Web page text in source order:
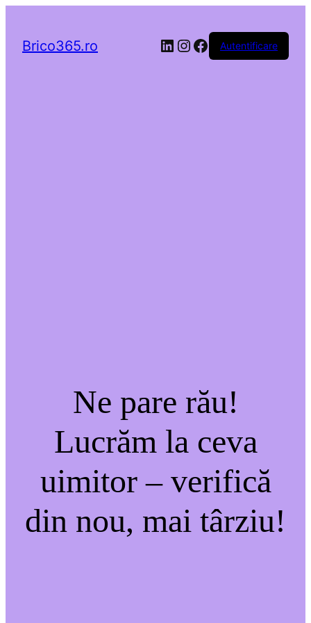
Brico365.ro LinkedIn
Instagram
Facebook
Autentificare
Ne pare rău!
Lucrăm la ceva
uimitor – verifică
din nou, mai târziu!